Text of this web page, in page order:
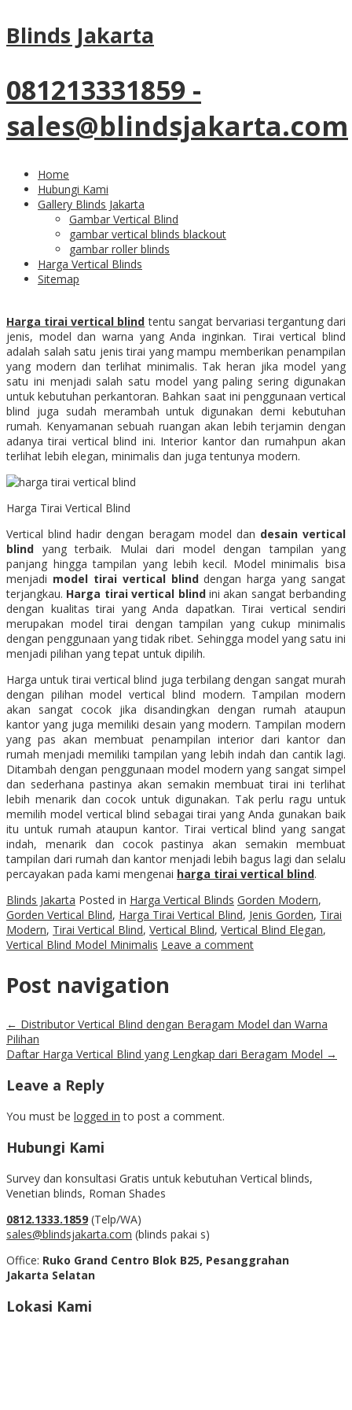
Blinds Jakarta
081213331859 -
sales@blindsjakarta.com
Home
Hubungi Kami
Gallery Blinds Jakarta
Gambar Vertical Blind
gambar vertical blinds blackout
gambar roller blinds
Harga Vertical Blinds
Sitemap
Harga Tirai Vertical Blind yang
Terjangkau Kualitas Terbaik
HargaT
lindModel Minimalis
dan Modern
Harga tirai vertical blind tentu sangat bervariasi tergantung dari
jenis, model dan warna yang Anda inginkan. Tirai vertical blind
adalah salah satu jenis tirai yang mampu memberikan penampilan
yang modern dan terlihat minimalis. Tak heran jika model yang
satu ini menjadi salah satu model yang paling sering digunakan
untuk kebutuhan perkantoran. Bahkan saat ini penggunaan vertical
blind juga sudah merambah untuk digunakan demi kebutuhan
rumah. Kenyamanan sebuah ruangan akan lebih terjamin dengan
adanya tirai vertical blind ini. Interior kantor dan rumahpun akan
terlihat lebih elegan, minimalis dan juga tentunya modern.
Harga Tirai Vertical Blind
Vertical blind hadir dengan beragam model dan desain vertical
blind yang terbaik. Mulai dari model dengan tampilan yang
panjang hingga tampilan yang lebih kecil. Model minimalis bisa
menjadi model tirai vertical blinddengan harga yang sangat
terjangkau. Harga tirai vertical blind ini akan sangat berbanding
dengan kualitas tirai yang Anda dapatkan. Tirai vertical sendiri
merupakan model tirai dengan tampilan yang cukup minimalis
dengan penggunaan yang tidak ribet. Sehingga model yang satu ini
menjadi pilihan yang tepat untuk dipilih.
Harga untuk tirai vertical blind juga terbilang dengan sangat murah
dengan pilihan model vertical blind modern. Tampilan modern
akan sangat cocok jika disandingkan dengan rumah ataupun
kantor yang juga memiliki desain yang modern. Tampilan modern
yang pas akan membuat penampilan interior dari kantor dan
rumah menjadi memiliki tampilan yang lebih indah dan cantik lagi.
Ditambah dengan penggunaan model modern yang sangat simpel
dan sederhana pastinya akan semakin membuat tirai ini terlihat
lebih menarik dan cocok untuk digunakan. Tak perlu ragu untuk
memilih model vertical blind sebagai tirai yang Anda gunakan baik
itu untuk rumah ataupun kantor. Tirai vertical blind yang sangat
indah, menarik dan cocok pastinya akan semakin membuat
tampilan dari rumah dan kantor menjadi lebih bagus lagi dan selalu
percayakan pada kami mengenai harga tirai vertical blind.
Blinds Jakarta Posted in Harga Vertical Blinds Gorden Modern,
Gorden Vertical Blind, Harga Tirai Vertical Blind, Jenis Gorden, Tirai
Modern, Tirai Vertical Blind, Vertical Blind, Vertical Blind Elegan,
Vertical Blind Model Minimalis Leave a comment
Post navigation
← Distributor Vertical Blind dengan Beragam Model dan Warna
Pilihan
Daftar Harga Vertical Blind yang Lengkap dari Beragam Model →
Leave a Reply
You must be logged in to post a comment.
Hubungi Kami
Survey dan konsultasi Gratis untuk kebutuhan Vertical blinds,
Venetian blinds, Roman Shades
0812.1333.1859 (Telp/WA)
sales@blindsjakarta.com (blinds pakai s)
Office: Ruko Grand Centro Blok B25, Pesanggrahan
Jakarta Selatan
Lokasi Kami